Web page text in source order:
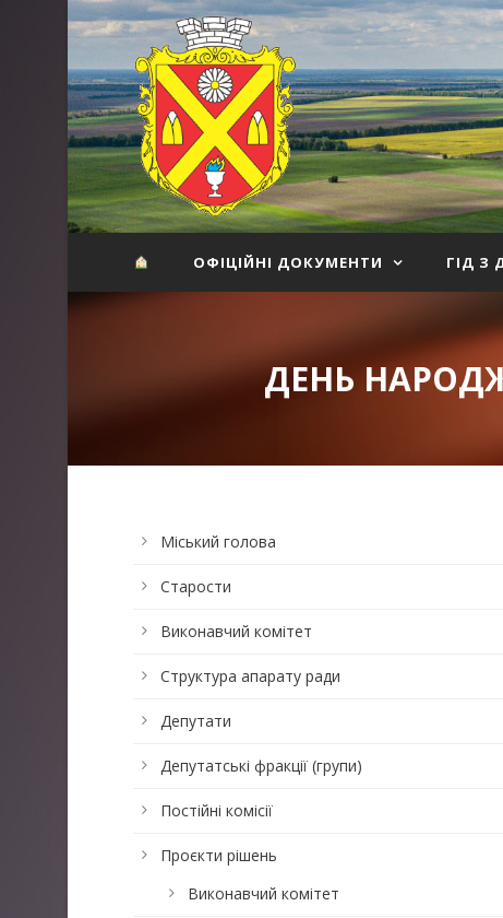
ОФІЦІЙНІ ДОКУМЕНТИ ГІД З
ДЕНЬ
Міський голова
Старости
Виконавчий комітет
Структура апарату ради
Депутати
Депутатські фракції (групи)
Постійні комісії
Проєкти рішень
Виконавчий комітет